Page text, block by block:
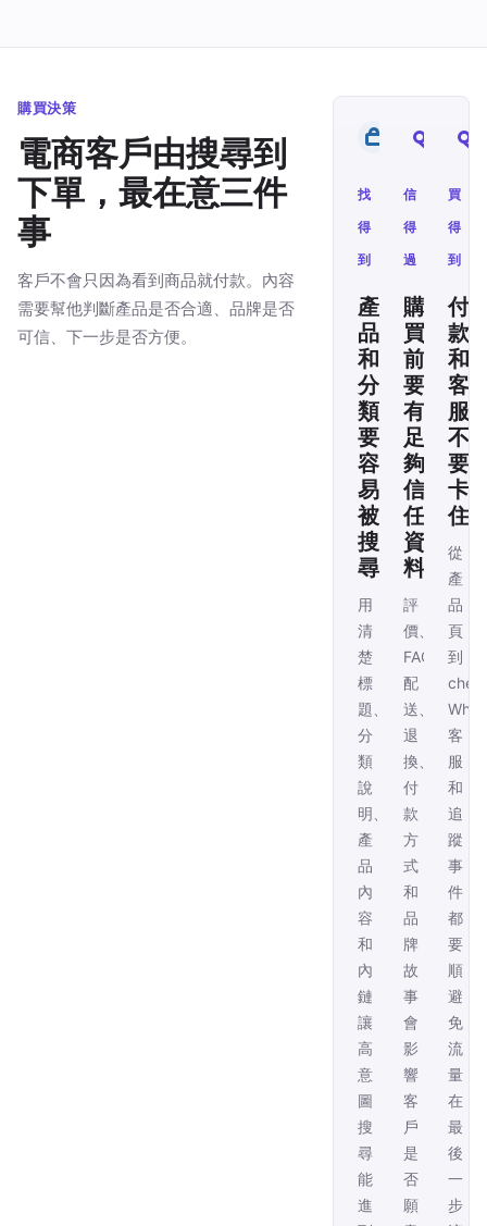
購買決策
電商客戶由搜尋到
下單，最在意三件
事
客戶不會只因為看到商品就付款。內容
需要幫他判斷產品是否合適、品牌是否
可信、下一步是否方便。
找
得
到
產
品
和
分
類
要
容
易
被
搜
尋
用
清
楚
標
題、
分
類
說
明、
產
品
內
容
和
內
鏈，
讓
高
意
圖
搜
尋
能
進
信
得
過
購
買
前
要
有
足
夠
信
任
資
料
評
價、
FAQ、
配
送、
退
換、
付
款
方
式
和
品
牌
故
事，
會
影
響
客
戶
是
否
願
買
得
到
付
款
和
客
服
不
要
卡
住
從
產
品
頁
到
客
服
和
追
蹤
事
件
都
要
順，
避
免
流
量
在
最
後
一
步